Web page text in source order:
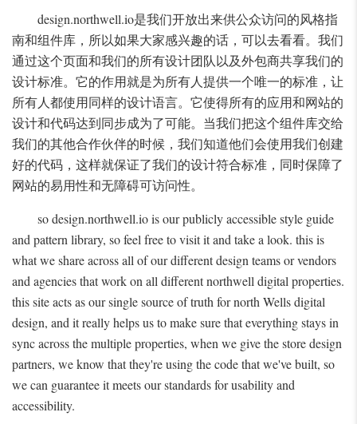
design.northwell.io是我们开放出来供公众访问的风格指
南和组件库，所以如果大家感兴趣的话，可以去看看。我们
通过这个页面和我们的所有设计团队以及外包商共享我们的
设计标准。它的作用就是为所有人提供一个唯一的标准，让
所有人都使用同样的设计语言。它使得所有的应用和网站的
设计和代码达到同步成为了可能。当我们把这个组件库交给
我们的其他合作伙伴的时候，我们知道他们会使用我们创建
好的代码，这样就保证了我们的设计符合标准，同时保障了
网站的易用性和无障碍可访问性。
so design.northwell.io is our publicly accessible style guide
and pattern library, so feel free to visit it and take a look. this is
what we share across all of our different design teams or vendors
and agencies that work on all different northwell digital properties.
this site acts as our single source of truth for north Wells digital
design, and it really helps us to make sure that everything stays in
sync across the multiple properties, when we give the store design
partners, we know that they're using the code that we've built, so
we can guarantee it meets our standards for usability and
accessibility.